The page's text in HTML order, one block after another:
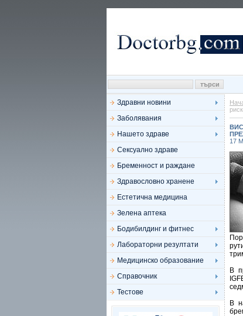
Здравни новини
Заболявания
Нашето здраве
Сексуално здраве
Бременност и раждане
Здравословно хранене
Естетична медицина
Зелена аптека
Бодибилдинг и фитнес
Лабораторни резултати
Медицинско образование
Справочник
Тестове
17
В
В